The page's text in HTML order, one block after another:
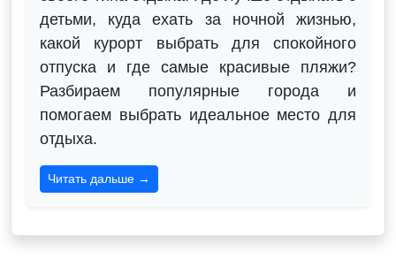
детьми, куда ехать за ночной жизнью,
какой курорт выбрать для спокойного
отпуска и где самые красивые пляжи?
Разбираем популярные города и
помогаем выбрать идеальное место для
отдыха.
Читать дальше →